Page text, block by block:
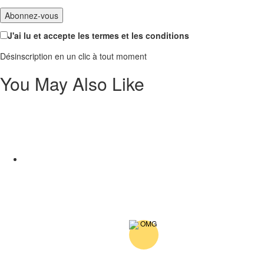
J'ai lu et accepte les termes et les conditions
Désinscription en un clic à tout moment
You May Also Like